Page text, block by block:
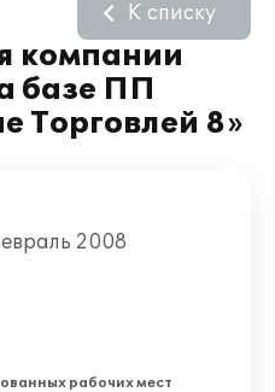
компании
базе ПП
Торговлей 8»
К списку
2008
рабочих мест